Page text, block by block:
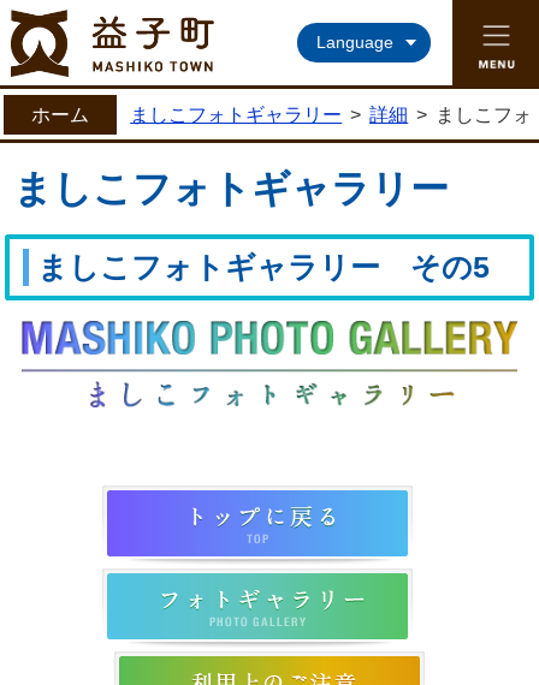
益子町ホームページ
Language
ホーム ましこフォトギャラリー > 詳細 > ましこフ
ましこフォトギャラリー
ましこフォトギャラリー その5